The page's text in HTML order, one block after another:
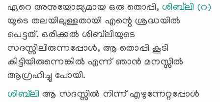
ഏറെ അനുയോജ്യമായ ഒരു തൊപ്പി,ശിബ്‍ലി (റ)
യുടെ തലയിലുള്ളതായി എന്റെ ശ്രദ്ധയിൽ
പെട്ടത്. ഒരിക്കല്‍ ശിബ്‍ലിയുടെ
സദസ്സിലിരുന്നപ്പോള്‍, ആ തൊപ്പി കൂടി
കിട്ടിയിരുന്നെങ്കിൽ എന്ന് ഞാൻ മനസ്സിൽ
ആഗ്രഹിച്ചു പോയി.
ശിബ്‍ലി ആ സദസ്സില്‍ നിന്ന് എഴുന്നേറ്റപ്പോൾ